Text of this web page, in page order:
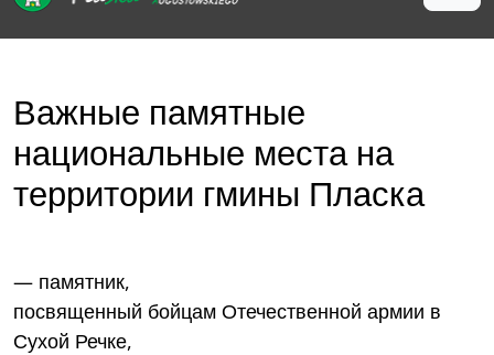
Важные памятные
национальные места на
территории гмины Пласка
— памятник,
посвященный бойцам Отечественной армии в
Сухой Речке,